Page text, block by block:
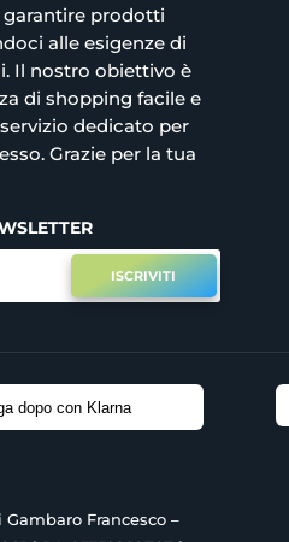
prodotti
alle esigenze di
Il nostro obiettivo è
di shopping facile e
dedicato per
Grazie per la tua
ISCRIVITI
dopo con Klarna
Francesco –